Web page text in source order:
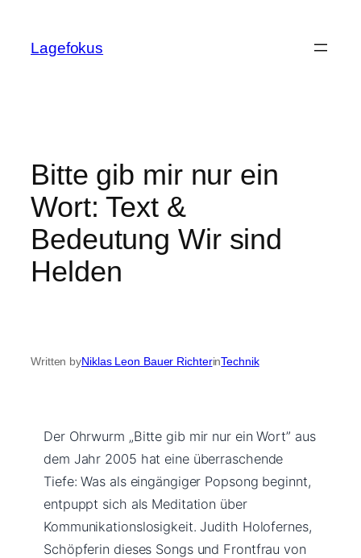
content
Lagefokus
Bitte gib mir nur ein
Wort: Text &
Bedeutung Wir sind
Helden
Written byNiklas Leon Bauer RichterinTechnik
Der Ohrwurm „Bitte gib mir nur ein Wort” aus
dem Jahr 2005 hat eine überraschende
Tiefe: Was als eingängiger Popsong beginnt,
entpuppt sich als Meditation über
Kommunikationslosigkeit. Judith Holofernes,
Schöpferin dieses Songs und Frontfrau von